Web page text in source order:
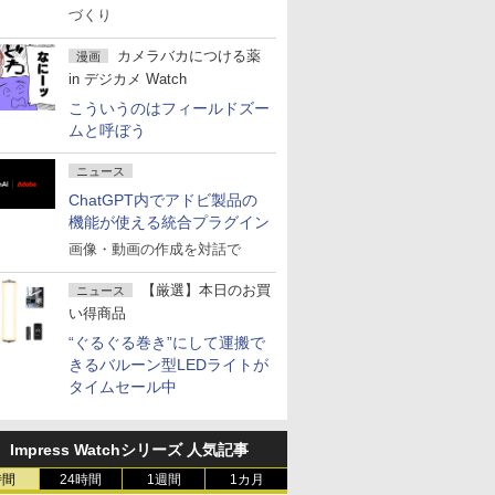
づくり
漫画
カメラバカにつける薬
in デジカメ Watch
こういうのはフィールドズー
ムと呼ぼう
ニュース
ChatGPT内でアドビ製品の
機能が使える統合プラグイン
画像・動画の作成を対話で
ニュース
【厳選】本日のお買
い得商品
“ぐるぐる巻き”にして運搬で
きるバルーン型LEDライトが
タイムセール中
Impress Watchシリーズ 人気記事
24時間 1週間 1カ月